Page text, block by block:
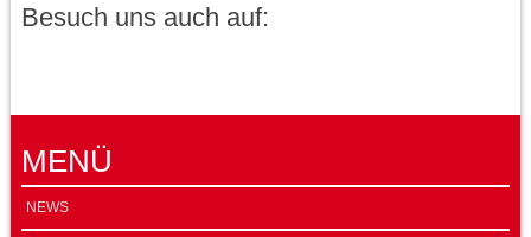
Besuch uns auch auf:
MENÜ
NEWS